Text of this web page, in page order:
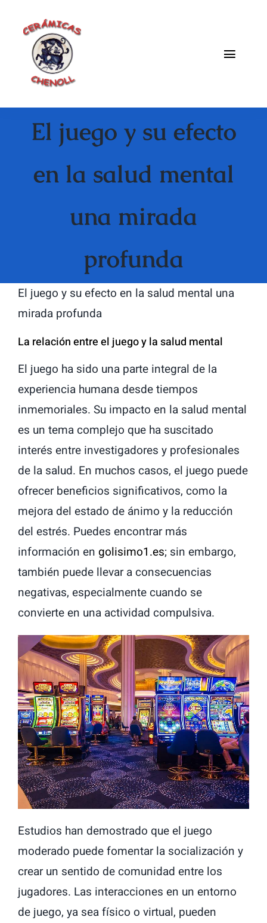
contenido
Toggle
Galeria
El juego y su efecto
en la salud mental
una mirada
profunda
El juego y su efecto en la salud mental una
mirada profunda
La relación entre el juego y la salud mental
El juego ha sido una parte integral de la
experiencia humana desde tiempos
inmemoriales. Su impacto en la salud mental
es un tema complejo que ha suscitado
interés entre investigadores y profesionales
de la salud. En muchos casos, el juego puede
ofrecer beneficios significativos, como la
mejora del estado de ánimo y la reducción
del estrés. Puedes encontrar más
información en golisimo1.es; sin embargo,
también puede llevar a consecuencias
negativas, especialmente cuando se
convierte en una actividad compulsiva.
Estudios han demostrado que el juego
moderado puede fomentar la socialización y
crear un sentido de comunidad entre los
jugadores. Las interacciones en un entorno
de juego, ya sea físico o virtual, pueden